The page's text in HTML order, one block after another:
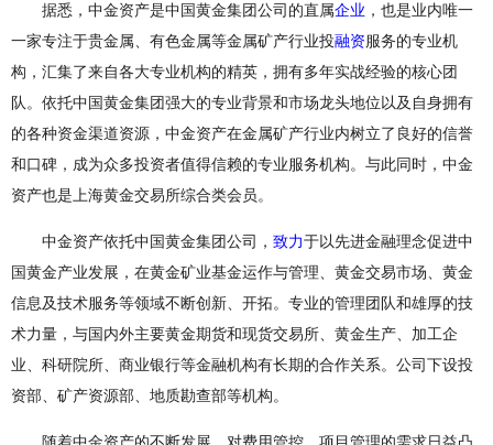
据悉，中金资产是中国黄金集团公司的直属企业 ，也是业内唯一
一家专注于贵金属、有色金属等金属矿产行业投融资服务的专业机
构，汇集了来自各大专业机构的精英，拥有多年实战经验的核心团
队。依托中国黄金集团强大的专业背景和市场龙头地位以及自身拥有
的各种资金渠道资源，中金资产在金属矿产行业内树立了良好的信誉
和口碑，成为众多投资者值得信赖的专业服务机构。与此同时，中金
资产也是上海黄金交易所综合类会员。
中金资产依托中国黄金集团公司， 致力于以先进金融理念促进中
国黄金产业发展，在黄金矿业基金运作与管理、黄金交易市场、黄金
信息及技术服务等领域不断创新、开拓。专业的管理团队和雄厚的技
术力量，与国内外主要黄金期货和现货交易所、黄金生产、加工企
业、科研院所、商业银行等金融机构有长期的合作关系。公司下设投
资部、矿产资源部、地质勘查部等机构。